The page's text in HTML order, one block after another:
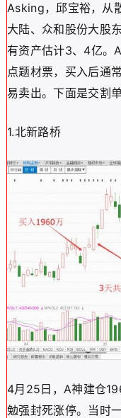
Asking，邱宝裕，从
大陆、众和股份大股
有资产估计3、4亿。
点题材票，买入后通
易卖出。下面是交割单
1.北新路桥
4月25日，A神建仓
勉强封死涨停。当时